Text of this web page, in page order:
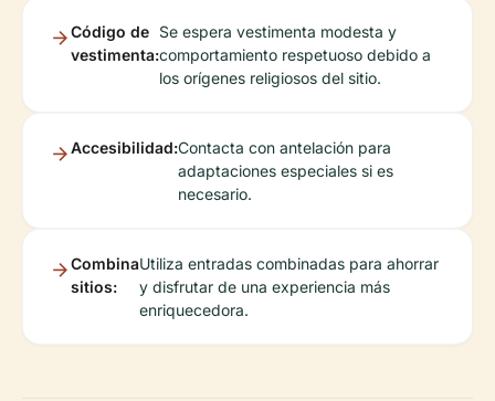
Código de
vestimenta:
Se espera vestimenta modesta y
comportamiento respetuoso debido a
los orígenes religiosos del sitio.
Accesibilidad:Contacta con antelación para
adaptaciones especiales si es
necesario.
Combina
sitios:
Utiliza entradas combinadas para ahorrar
y disfrutar de una experiencia más
enriquecedora.